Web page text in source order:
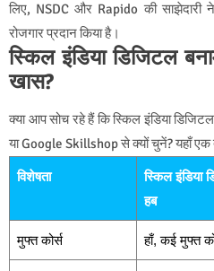
लिए, NSDC और Rapido की साझेदारी
रोजगार प्रदान किया है।
स्किल इंडिया डिजिटल
खास?
क्या आप सोच रहे हैं कि स्किल इंडिया
या Google Skillshop से क्यों चुनें? यहाँ एक
विशेषता
स्किल इंडिया
हब
मुफ्त कोर्स हाँ, कई मुफ्त